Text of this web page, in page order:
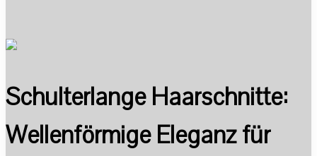
Schulterlange Haarschnitte:
Wellenförmige Eleganz für